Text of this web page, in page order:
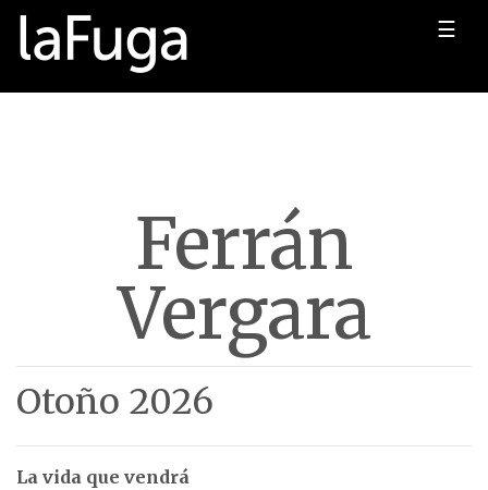
☰
Ferrán
Vergara
Otoño 2026
La vida que vendrá